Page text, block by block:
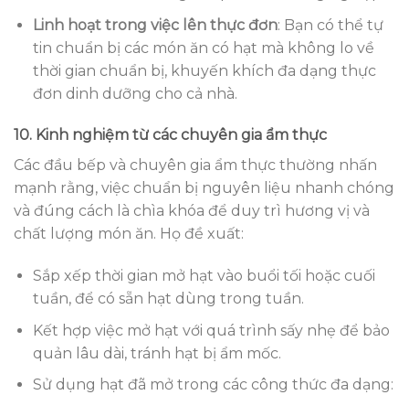
Linh hoạt trong việc lên thực đơn: Bạn có thể tự
tin chuẩn bị các món ăn có hạt mà không lo về
thời gian chuẩn bị, khuyến khích đa dạng thực
đơn dinh dưỡng cho cả nhà.
10. Kinh nghiệm từ các chuyên gia ẩm thực
Các đầu bếp và chuyên gia ẩm thực thường nhấn
mạnh rằng, việc chuẩn bị nguyên liệu nhanh chóng
và đúng cách là chìa khóa để duy trì hương vị và
chất lượng món ăn. Họ đề xuất:
Sắp xếp thời gian mở hạt vào buổi tối hoặc cuối
tuần, để có sẵn hạt dùng trong tuần.
Kết hợp việc mở hạt với quá trình sấy nhẹ để bảo
quản lâu dài, tránh hạt bị ẩm mốc.
Sử dụng hạt đã mở trong các công thức đa dạng: